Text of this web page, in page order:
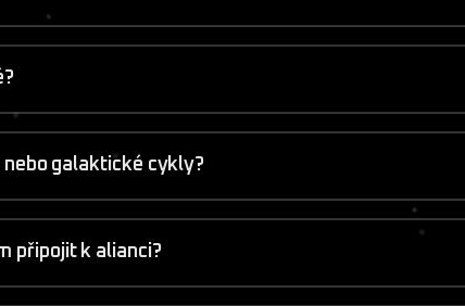
galaktické cykly?
připojit k alianci?